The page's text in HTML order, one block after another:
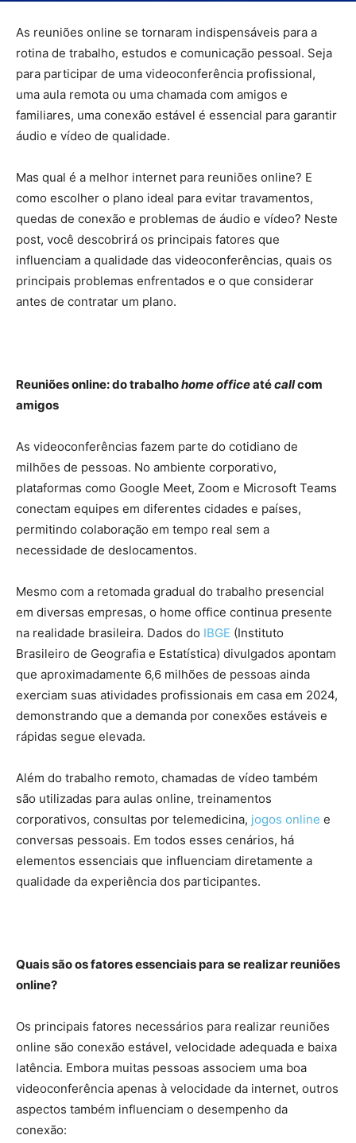
As reuniões online se tornaram indispensáveis para a
rotina de trabalho, estudos e comunicação pessoal. Seja
para participar de uma videoconferência profissional,
uma aula remota ou uma chamada com amigos e
familiares, uma conexão estável é essencial para garantir
áudio e vídeo de qualidade.
Mas qual é a melhor internet para reuniões online? E
como escolher o plano ideal para evitar travamentos,
quedas de conexão e problemas de áudio e vídeo? Neste
post, você descobrirá os principais fatores que
influenciam a qualidade das videoconferências, quais os
principais problemas enfrentados e o que considerar
antes de contratar um plano.
Reuniões online: do trabalhohome officeatécallcom
amigos
As videoconferências fazem parte do cotidiano de
milhões de pessoas. No ambiente corporativo,
plataformas como Google Meet, Zoom e Microsoft Teams
conectam equipes em diferentes cidades e países,
permitindo colaboração em tempo real sem a
necessidade de deslocamentos.
Mesmo com a retomada gradual do trabalho presencial
em diversas empresas, o home office continua presente
na realidade brasileira. Dados do IBGE (Instituto
Brasileiro de Geografia e Estatística) divulgados apontam
que aproximadamente 6,6 milhões de pessoas ainda
exerciam suas atividades profissionais em casa em 2024,
demonstrando que a demanda por conexões estáveis e
rápidas segue elevada.
Além do trabalho remoto, chamadas de vídeo também
são utilizadas para aulas online, treinamentos
corporativos, consultas por telemedicina, jogos online e
conversas pessoais. Em todos esses cenários, há
elementos essenciais que influenciam diretamente a
qualidade da experiência dos participantes.
Quais são os fatores essenciais para se realizar reuniões
online?
Os principais fatores necessários para realizar reuniões
online são conexão estável, velocidade adequada e baixa
latência. Embora muitas pessoas associem uma boa
videoconferência apenas à velocidade da internet, outros
aspectos também influenciam o desempenho da
conexão: